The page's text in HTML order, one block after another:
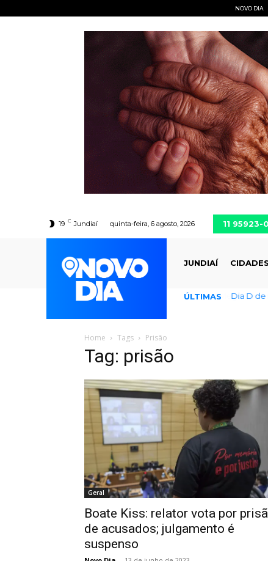
NOVO DIA
19 C Jundiaí quinta-feira, 6 agosto, 2026 11 95923-
JUNDIAÍ CIDADES
ÚLTIMAS Dia D
Home Tags Prisão
Tag: prisão
Geral
Boate Kiss: relator vota por
de acusados; julgamento é
suspenso